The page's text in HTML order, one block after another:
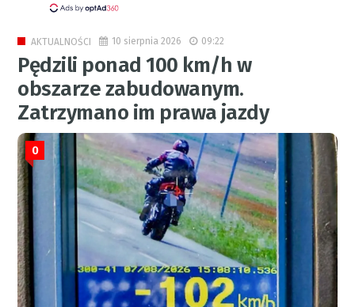
AKTUALNOŚCI 10 sierpnia 2026 09:22
Pędzili ponad 100 km/h w
obszarze zabudowanym.
Zatrzymano im prawa jazdy
0